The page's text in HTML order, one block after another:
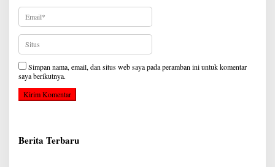
Simpan nama, email, dan situs web saya pada peramban ini untuk komentar
saya berikutnya.
Berita Terbaru